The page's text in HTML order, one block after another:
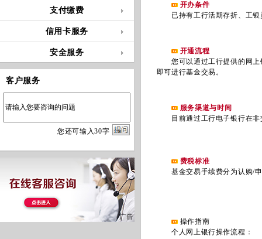
支付缴费
信用卡服务
安全服务
客户服务
您还可输入30字
开办条件
已持有工行活期存折、工银
开通流程
您可以通过工行提供的网上
即可进行基金交易。
服务渠道与时间
目前通过工行电子银行在非
费税标准
基金交易手续费分为认购/申
操作指南
个人网上银行操作流程：